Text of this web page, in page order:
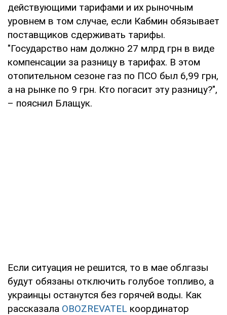
действующими тарифами и их рыночным
уровнем в том случае, если Кабмин обязывает
поставщиков сдерживать тарифы.
"Государство нам должно 27 млрд грн в виде
компенсации за разницу в тарифах. В этом
отопительном сезоне газ по ПСО был 6,99 грн,
а на рынке по 9 грн. Кто погасит эту разницу?",
– пояснил Блащук.
Если ситуация не решится, то в мае облгазы
будут обязаны отключить голубое топливо, а
украинцы останутся без горячей воды. Как
рассказала OBOZREVATEL координатор